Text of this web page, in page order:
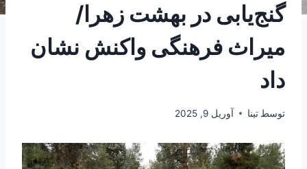
گنج‌یابی در بهشت زهرا/
میراث فرهنگی واکنش نشان
داد
توسط تینا آوریل 9, 2025